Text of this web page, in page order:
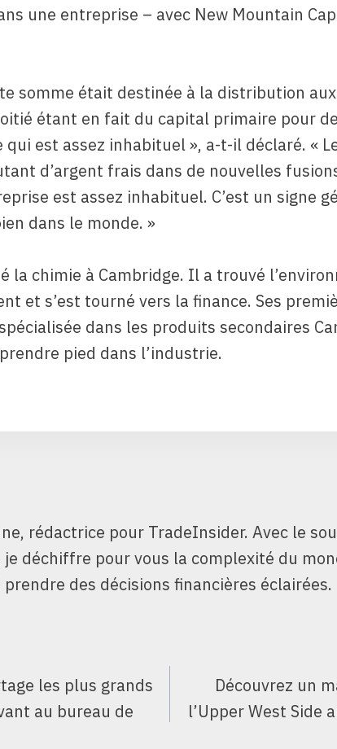
une entreprise – avec New Mountain
somme était destinée à la distribution
étant en fait du capital primaire pour
qui est assez inhabituel », a-t-il déclaré. «
d’argent frais dans de nouvelles
est assez inhabituel. C’est un signe
dans le monde. »
la chimie à Cambridge. Il a trouvé
et s’est tourné vers la finance. Ses
dans les produits secondaires
pied dans l’industrie.
rédactrice pour TradeInsider. Avec le
déchiffre pour vous la complexité du
prendre des décisions financières éclairées.
les plus grands
au bureau de
Découvrez un
l’Upper West Side